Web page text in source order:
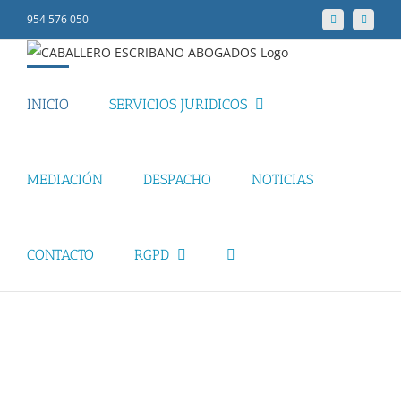
to
content
954 576 050 FacebookLinkedIn
INICIO SERVICIOS JURIDICOS
MEDIACIÓN DESPACHO NOTICIAS
CONTACTO RGPD